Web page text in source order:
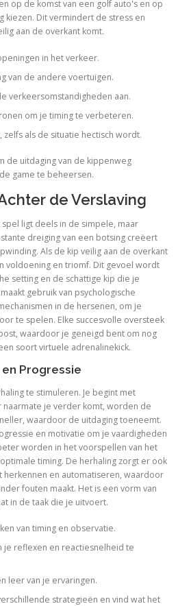
op de komst van een golf auto's en op
kiezen. Dit vermindert de stress en
aan de overkant komt.
in het verkeer.
van de andere voertuigen.
verkeersomstandigheden aan.
om je timing te verbeteren.
zelfs als de situatie hectisch wordt.
de uitdaging van de kippenweg
game te beheersen.
de Verslaving
ligt deels in de simpele, maar
dreiging van een botsing creëert
Als de kip veilig aan de overkant
voldoening en triomf. Dit gevoel wordt
setting en de schattige kip die je
gebruik van psychologische
in de hersenen, om je
te spelen. Elke succesvolle oversteek
waardoor je geneigd bent om nog
soort virtuele adrenalinekick.
en Progressie
te stimuleren. Je begint met
je verder komt, worden de
waardoor de uitdaging toeneemt.
en motivatie om je vaardigheden
worden in het voorspellen van het
timing. De herhaling zorgt er ook
en automatiseren, waardoor
fouten maakt. Het is een vorm van
in de taak die je uitvoert.
van timing en observatie.
je reflexen en reactiesnelheid te
leer van je ervaringen.
strategieën en vind wat het